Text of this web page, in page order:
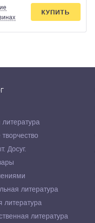
КУПИТЬ
литература
творчество
Досуг.
литература
литература
литература